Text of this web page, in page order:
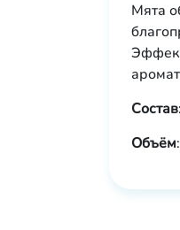
Мята
Состав
Объём